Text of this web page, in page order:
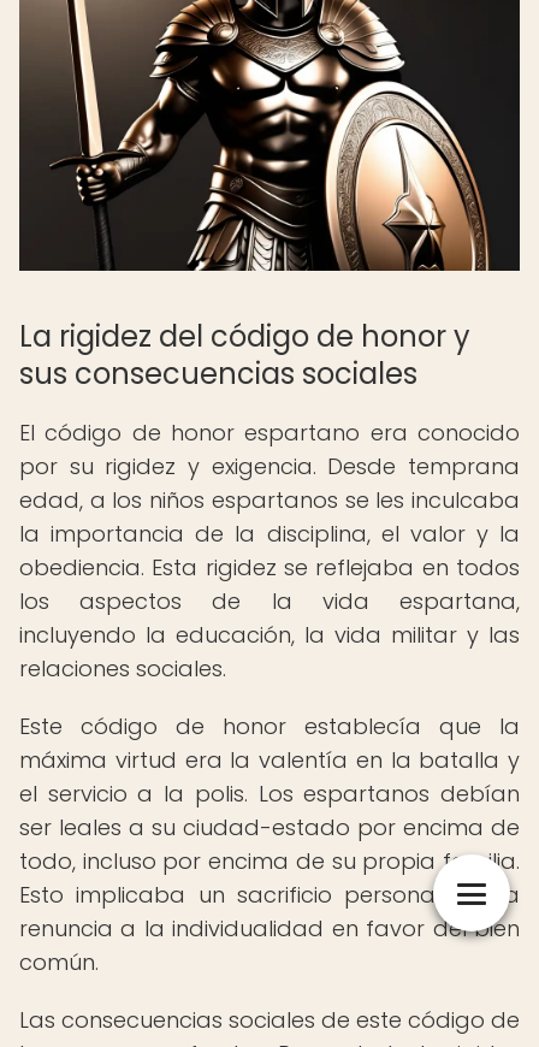
La rigidez del código de honor y
sus consecuencias sociales
El código de honor espartano era conocido
por su rigidez y exigencia. Desde temprana
edad, a los niños espartanos se les inculcaba
la importancia de la disciplina, el valor y la
obediencia. Esta rigidez se reflejaba en todos
los aspectos de la vida espartana,
incluyendo la educación, la vida militar y las
relaciones sociales.
Este código de honor establecía que la
máxima virtud era la valentía en la batalla y
el servicio a la polis. Los espartanos debían
ser leales a su ciudad-estado por encima de
todo, incluso por encima de su propia familia.
Esto implicaba un sacrificio personal y una
renuncia a la individualidad en favor del bien
común.
Las consecuencias sociales de este código de